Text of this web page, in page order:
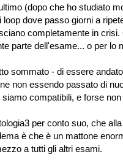
(dopo che ho studiato
dove passo giorni a
completamente in
parte dell'esame... o per lo
sommato - di essere
non essendo passato di
compatibili, e forse
per conto suo, che
è che è un mattone
a tutti gli altri esami.